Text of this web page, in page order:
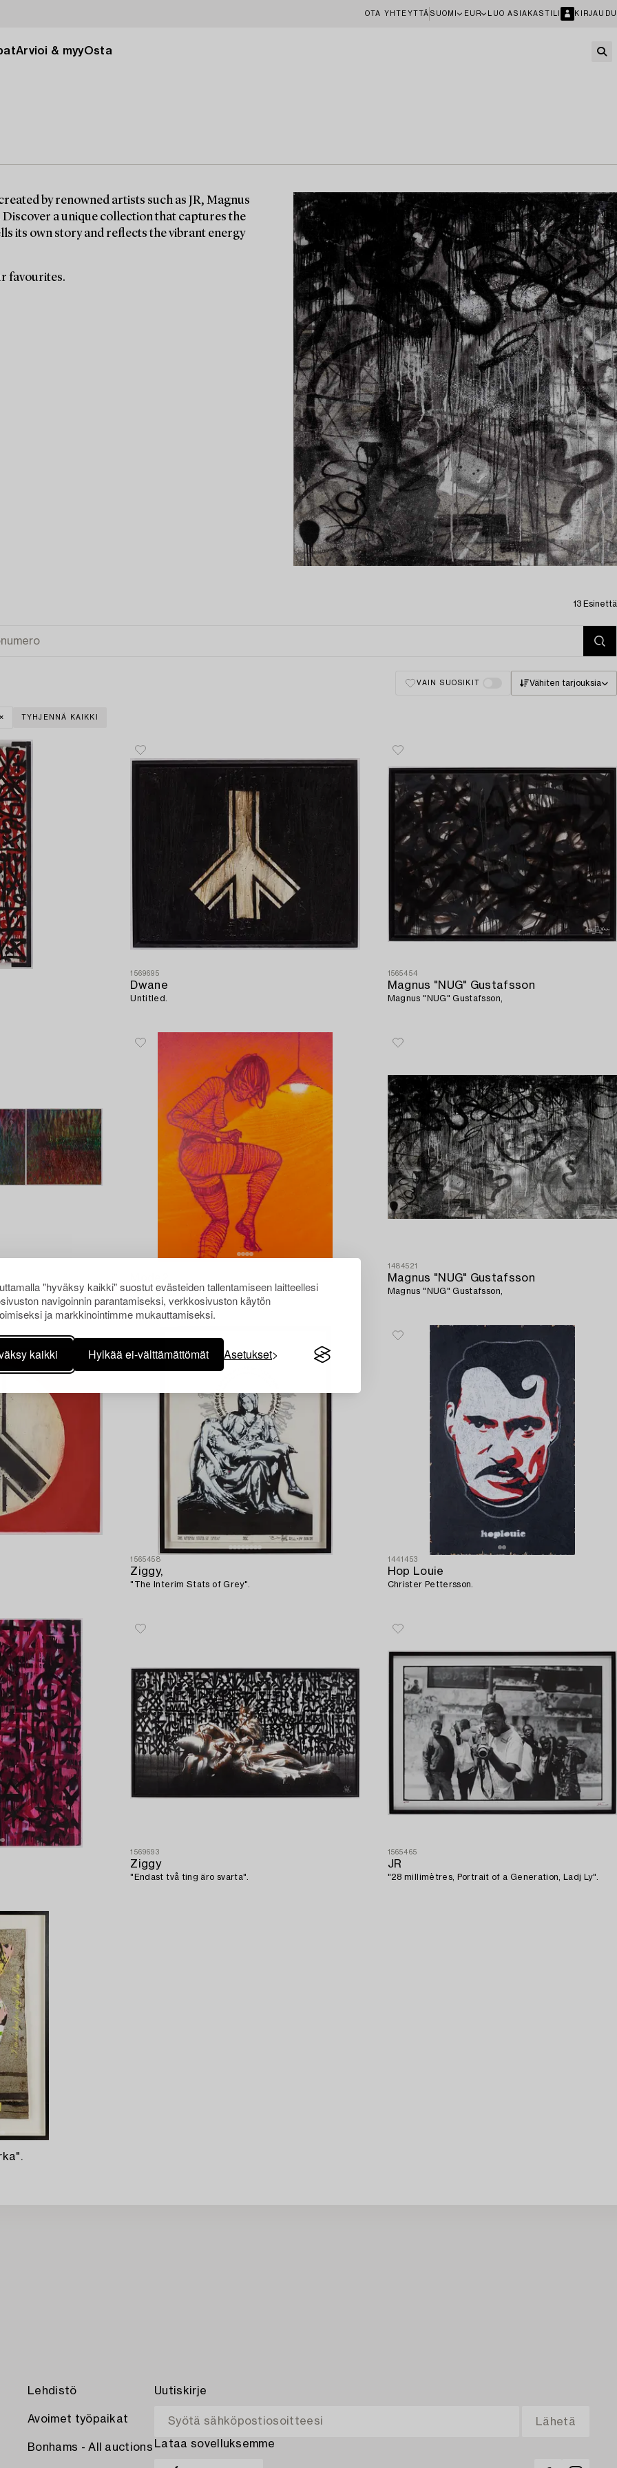
"hyväksy kaikki" suostut evästeiden tallentamiseen laitteellesi
navigoinnin parantamiseksi, verkkosivuston käytön
ja markkinointimme mukauttamiseksi.
kaikki Hylkää ei-välttämättömät Asetukset
OTA YHTEYTTÄ SUOMI EUR LUO ASIAKASTILI KIRJAUDU
Arvioi & myyOsta
by renowned artists such as JR, Magnus
a unique collection that captures the
its own story and reflects the vibrant energy
favourites.
13 Esinettä
VAIN SUOSIKIT Vähiten tarjouksia
TYHJENNÄ KAIKKI
1569695
Dwane
Untitled.
1565454
Magnus "NUG" Gustafsson
Magnus "NUG" Gustafsson,
"Stockings".
1484521
Magnus "NUG" Gustafsson
Magnus "NUG" Gustafsson,
1565458
Ziggy,
"The Interim Stats of Grey".
1441453
Hop Louie
Christer Pettersson.
1569693
Ziggy
"Endast två ting äro svarta".
1565465
JR
"28 millimètres, Portrait of a Generation, Ladj Ly".
Lehdistö
Avoimet työpaikat
Bonhams - All auctions
Uutiskirje
Lataa sovelluksemme